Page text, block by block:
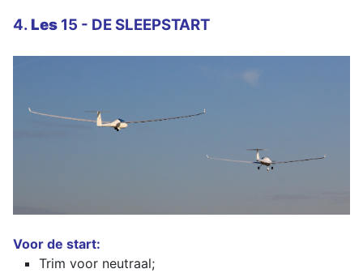
4.Les 15 - DE SLEEPSTART
Voor de start:
Trim voor neutraal;